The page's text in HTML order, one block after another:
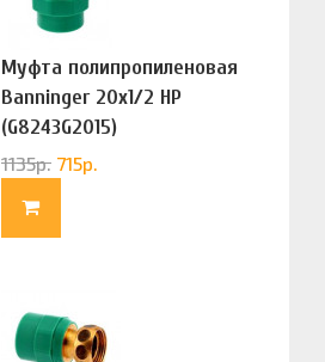
Муфта полипропиленовая
Banninger 20х1/2 НР
(G8243G2015)
1135р. 715р.